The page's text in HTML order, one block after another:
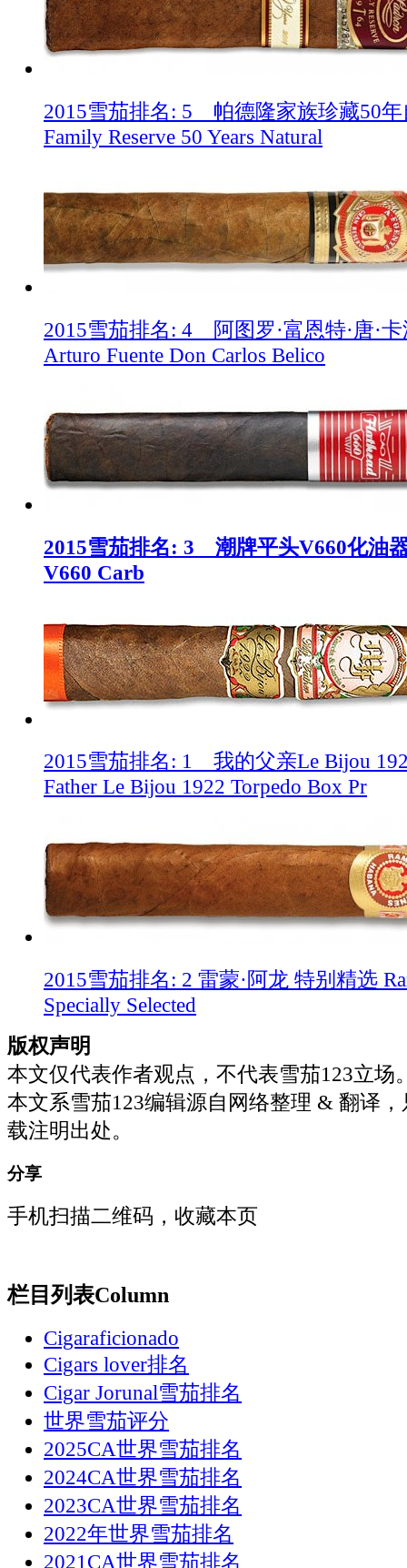
2015雪茄排名: 5 帕德隆家族珍藏50年
Family Reserve 50 Years Natural
2015雪茄排名: 4 阿图罗·富恩特·唐·卡
Arturo Fuente Don Carlos Belico
2015雪茄排名: 3 潮牌平头V660化油
V660 Carb
2015雪茄排名: 1 我的父亲Le Bijou
Father Le Bijou 1922 Torpedo Box Pr
2015雪茄排名: 2 雷蒙·阿龙 特别精选
Specially Selected
版权声明
本文仅代表作者观点，不代表雪茄123立场
本文系雪茄123编辑源自网络整理 & 翻译
载注明出处。
分享
手机扫描二维码，收藏本页
栏目列表Column
Cigaraficionado
Cigars lover排名
Cigar Jorunal雪茄排名
世界雪茄评分
2025CA世界雪茄排名
2024CA世界雪茄排名
2023CA世界雪茄排名
2022年世界雪茄排名
2021CA世界雪茄排名